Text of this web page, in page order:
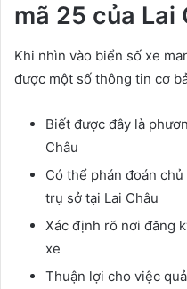
mã 25 của Lai
Khi nhìn vào biển số xe
được một số thông tin cơ
Biết được đây là
Châu
Có thể phán đoán
trụ sở tại Lai Châu
Xác định rõ nơi đăng
xe
Thuận lợi cho việc